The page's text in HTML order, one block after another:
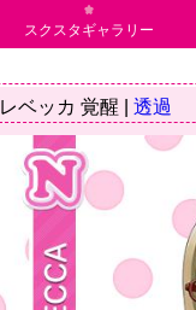
スクスタギャラリー
レベッカ 覚醒 | 透過